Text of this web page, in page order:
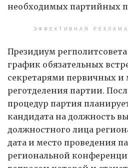
необходимых партийных
ЭФФЕКТИВНАЯ РЕКЛАМА
Президиум
график обязательных
секретарями первичных и
реготделения партии.
процедур партия
кандидата на должность
должностного лица
дата и место проведения
региональной